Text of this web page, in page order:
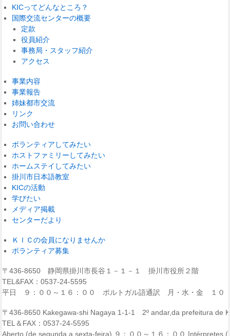
KICってどんなところ？
国際交流センターの概要
定款
役員紹介
事務局・スタッフ紹介
アクセス
事業内容
事業報告
姉妹都市交流
リンク
お問い合わせ
ボランティアしてみたい
ホストファミリーしてみたい
ホームステイしてみたい
掛川市日本語教室
KICの活動
学びたい
メディア掲載
センターだより
ＫＩＣの会員になりませんか
ボランティア募集
〒436-8650 静岡県掛川市長谷１－１－１ 掛川市役所２階
TEL&FAX：0537-24-5595
平日 ９：００～１６：００ ポルトガル語通訳 月・水・金 １０
〒436-8650 Kakegawa-shi Nagaya 1-1-1 2º andar,da prefeitura de
TEL＆FAX：0537-24-5595
Aberto (de segunda a sexta-feira) ９：００～１６：００